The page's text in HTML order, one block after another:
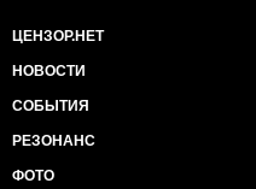
ЦЕНЗОР.НЕТ
НОВОСТИ
СОБЫТИЯ
РЕЗОНАНС
ФОТО